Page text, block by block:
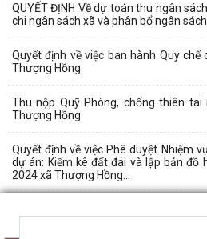
QUYẾT ĐỊNH Về dự toán thu ngân
chi ngân sách xã và phân bổ ngân
Quyết định về việc ban hành Quy chế
Thượng Hồng
Thu nộp Quỹ Phòng, chống thiên
Thượng Hồng
Quyết định về việc Phê duyệt Nhiệm
dự án: Kiểm kê đất đai và lập bản đồ
2024 xã Thượng Hồng...